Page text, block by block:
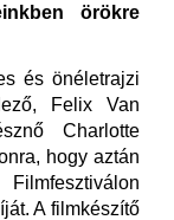
örökre
és önéletrajzi
Felix Van
Charlotte
hogy aztán
A filmkészítő